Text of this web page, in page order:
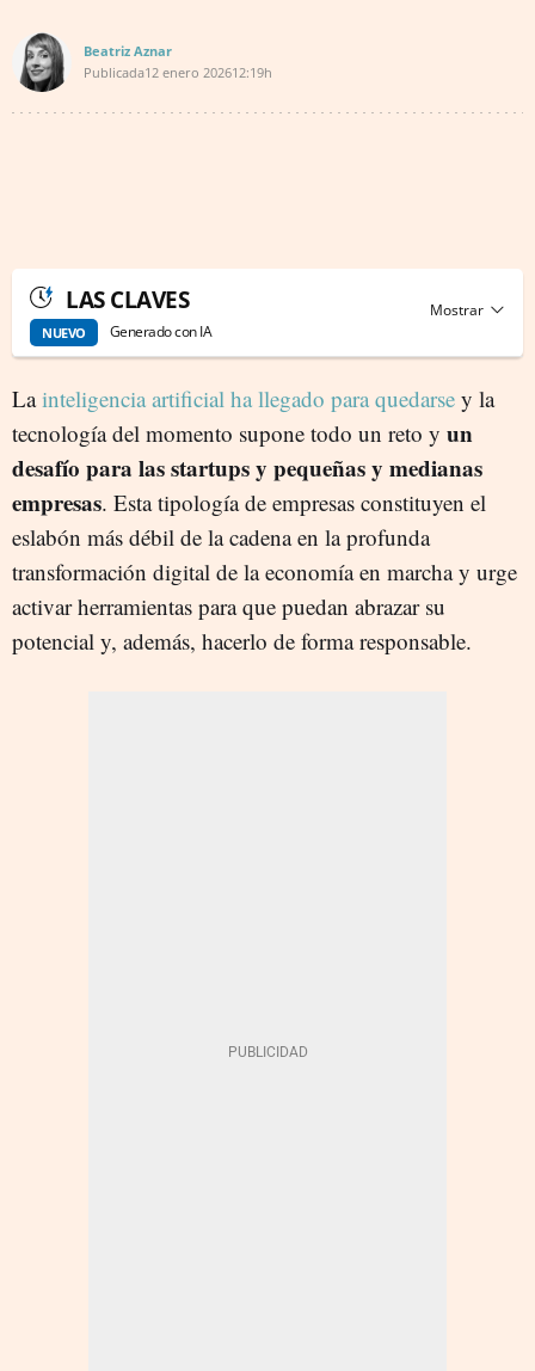
Beatriz Aznar
Publicada12 enero 202612:19h
LAS CLAVES
NUEVO Generado con IA
Lainteligencia artificial ha llegado para quedarse y la
tecnología del momento supone todo un reto y un
desafío para las startups y pequeñas y medianas
empresas. Esta tipología de empresas constituyen el
eslabón más débil de la cadena en la profunda
transformación digital de la economía en marcha y urge
activar herramientas para que puedan abrazar su
potencial y, además, hacerlo de forma responsable.